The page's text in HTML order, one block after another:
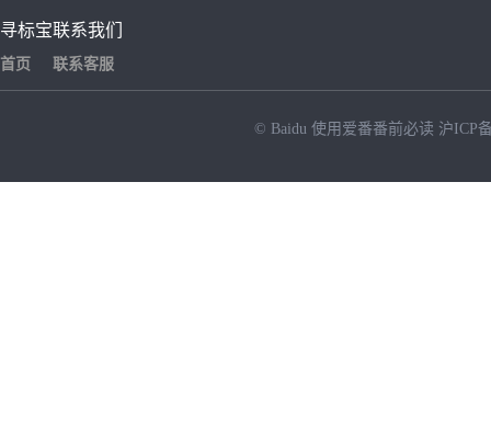
寻标宝
首页
联系我们
联系客服
© Baidu 使用爱番番前必读 沪ICP